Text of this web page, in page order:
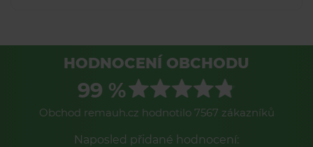
HODNOCENÍ OBCHODU
99 %
Obchod remauh.cz hodnotilo 7567 zákazníků
Naposled přidané hodnocení: